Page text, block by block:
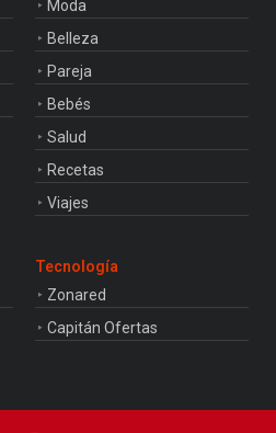
Moda
Belleza
Pareja
Bebés
Salud
Recetas
Viajes
Tecnología
Zonared
Capitán Ofertas